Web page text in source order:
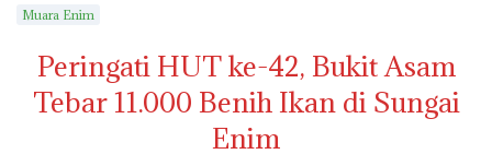
Muara Enim
Peringati HUT ke-42, Bukit Asam
Tebar 11.000 Benih Ikan di Sungai
Enim